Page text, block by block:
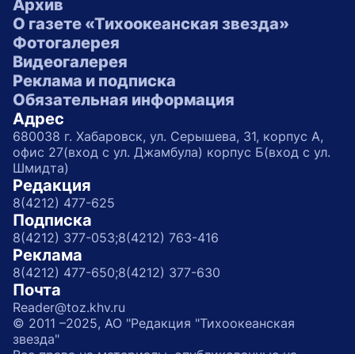
Архив
О газете «Тихоокеанская звезда»
Фотогалерея
Видеогалерея
Реклама и подписка
Обязательная информация
Адрес
680038 г. Хабаровск, ул. Серышева, 31, корпус А,
офис 27(вход с ул. Джамбула) корпус Б(вход с ул.
Шмидта)
Редакция
8(4212) 477-625
Подписка
8(4212) 377-053;8(4212) 763-416
Реклама
8(4212) 477-650;8(4212) 377-630
Почта
Reader@toz.khv.ru
© 2011 –2025, АО "Редакция "Тихоокеанская
звезда"